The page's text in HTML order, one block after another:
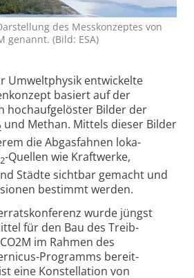
des Mess­konzeptes von
genannt. (Bild: ESA)
Umweltphysik entwickelte
basiert auf der
hochauf­gelöster Bilder der
und Methan. Mittels dieser Bilder
die Abgasfahnen loka­
2-Quellen wie Kraftwerke,
Städte sichtbar gemacht und
bestimmt werden.
wurde jüngst
für den Bau des Treib­
im Rahmen des
Programms bereit­
eine Konstellation von